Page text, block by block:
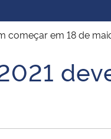
começar em 18 de